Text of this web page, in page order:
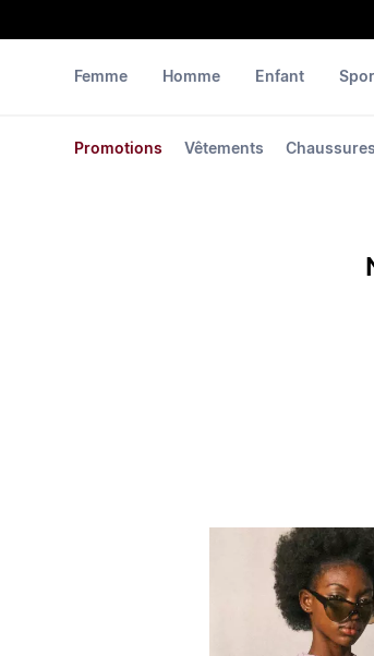
Femme
Promotions Vêtements Chaussures
Homme Enfant